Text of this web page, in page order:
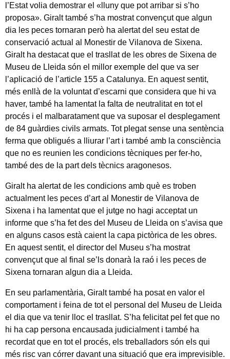
l’Estat volia demostrar el «lluny que pot arribar si s’ho
proposa». Giralt també s’ha mostrat convençut que algun
dia les peces tornaran però ha alertat del seu estat de
conservació actual al Monestir de Vilanova de Sixena.
Giralt ha destacat que el trasllat de les obres de Sixena de
Museu de Lleida són el millor exemple del que va ser
l’aplicació de l’article 155 a Catalunya. En aquest sentit,
més enllà de la voluntat d’escarni que considera que hi va
haver, també ha lamentat la falta de neutralitat en tot el
procés i el malbaratament que va suposar el desplegament
de 84 guàrdies civils armats. Tot plegat sense una sentència
ferma que obligués a lliurar l’art i també amb la consciència
que no es reunien les condicions tècniques per fer-ho,
també des de la part dels tècnics aragonesos.
Giralt ha alertat de les condicions amb què es troben
actualment les peces d’art al Monestir de Vilanova de
Sixena i ha lamentat que el jutge no hagi acceptat un
informe que s’ha fet des del Museu de Lleida on s’avisa que
en alguns casos està caient la capa pictòrica de les obres.
En aquest sentit, el director del Museu s’ha mostrat
convençut que al final se’ls donarà la raó i les peces de
Sixena tornaran algun dia a Lleida.
En seu parlamentària, Giralt també ha posat en valor el
comportament i feina de tot el personal del Museu de Lleida
el dia que va tenir lloc el trasllat. S’ha felicitat pel fet que no
hi ha cap persona encausada judicialment i també ha
recordat que en tot el procés, els treballadors són els qui
més risc van córrer davant una situació que era imprevisible.